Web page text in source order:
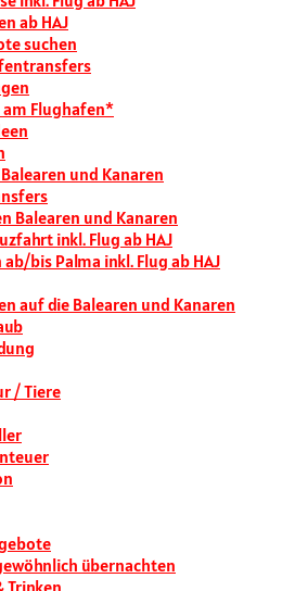
ab HAJ
suchen
am Flughafen*
und Kanaren
Balearen und Kanaren
inkl. Flug ab HAJ
bis Palma inkl. Flug ab HAJ
auf die Balearen und Kanaren
/ Tiere
übernachten